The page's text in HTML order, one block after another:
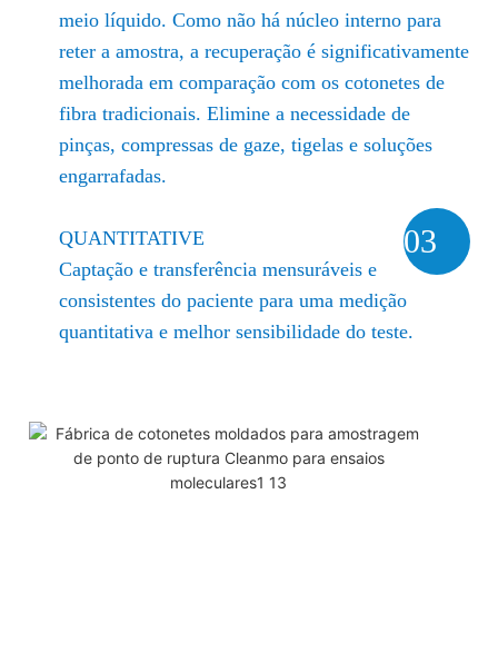
meio líquido. Como não há núcleo interno para
reter a amostra, a recuperação é significativamente
melhorada em comparação com os cotonetes de
fibra tradicionais. Elimine a necessidade de
pinças, compressas de gaze, tigelas e soluções
engarrafadas.
03
QUANTITATIVE
Captação e transferência mensuráveis ​​e
consistentes do paciente para uma medição
quantitativa e melhor sensibilidade do teste.